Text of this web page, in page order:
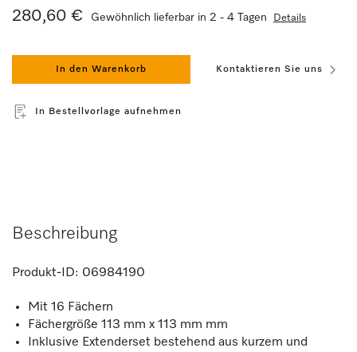
280,60 € Gewöhnlich lieferbar in 2 - 4 Tagen Details
In den Warenkorb Kontaktieren Sie uns
In Bestellvorlage aufnehmen
Beschreibung
Produkt-ID: 06984190
Mit 16 Fächern
Fächergröße 113 mm x 113 mm mm
Inklusive Extenderset bestehend aus kurzem und